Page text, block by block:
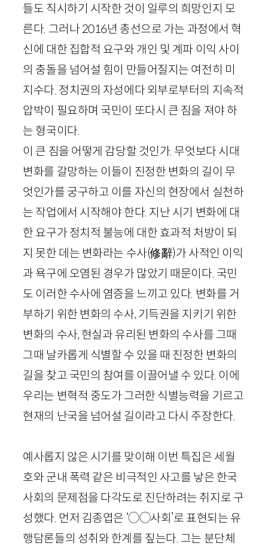
들도 직시하기 시작한 것이 일루의 희망인지 모
른다. 그러나 2016년 총선으로 가는 과정에서 혁
신에 대한 집합적 요구와 개인 및 계파 이익 사이
의 충돌을 넘어설 힘이 만들어질지는 여전히 미
지수다. 정치권의 자성에다 외부로부터의 지속적
압박이 필요하며 국민이 또다시 큰 짐을 져야 하
는 형국이다.
이 큰 짐을 어떻게 감당할 것인가. 무엇보다 시대
변화를 갈망하는 이들이 진정한 변화의 길이 무
엇인가를 궁구하고 이를 자신의 현장에서 실천하
는 작업에서 시작해야 한다. 지난 시기 변화에 대
한 요구가 정치적 불능에 대한 효과적 처방이 되
지 못한 데는 변화라는 수사(修辭)가 사적인 이익
과 욕구에 오염된 경우가 많았기 때문이다. 국민
도 이러한 수사에 염증을 느끼고 있다. 변화를 거
부하기 위한 변화의 수사, 기득권을 지키기 위한
변화의 수사, 현실과 유리된 변화의 수사를 그때
그때 날카롭게 식별할 수 있을 때 진정한 변화의
길을 찾고 국민의 참여를 이끌어낼 수 있다. 이에
우리는 변혁적 중도가 그러한 식별능력을 기르고
현재의 난국을 넘어설 길이라고 다시 주장한다.
예사롭지 않은 시기를 맞이해 이번 특집은 세월
호와 군내 폭력 같은 비극적인 사고를 낳은 한국
사회의 문제점을 다각도로 진단하려는 취지로 구
성했다. 먼저 김종엽은 ‘◯◯사회’로 표현되는 유
행담론들의 성취와 한계를 짚는다. 그는 분단체